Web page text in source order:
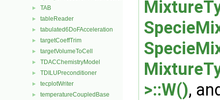
► TAB
► tableReader
► tabulated6DoFAcceleration
► targetCoeffTrim
► targetVolumeToCell
► TDACChemistryModel
► TDILUPreconditioner
► tecplotWriter
► temperatureCoupledBase
>::W(),